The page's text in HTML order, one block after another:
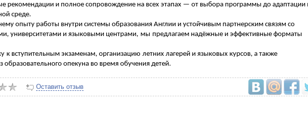
рекомендации и полное сопровождение на всех этапах — от выбора программы до адаптации
среде.
опыту работы внутри системы образования Англии и устойчивым партнерским связям со
университетами и языковыми центрами, мы предлагаем надёжные и эффективные форматы
у к вступительным экзаменам, организацию летних лагерей и языковых курсов, а также
образовательного опекуна во время обучения детей.
Оставить отзыв